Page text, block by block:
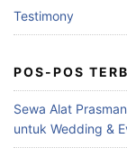
Testimony
POS-POS
Sewa Alat
untuk Wedding &